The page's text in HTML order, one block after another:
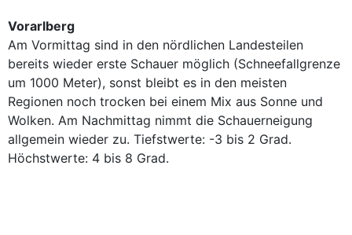
Vorarlberg
Am Vormittag sind in den nördlichen Landesteilen
bereits wieder erste Schauer möglich (Schneefallgrenze
um 1000 Meter), sonst bleibt es in den meisten
Regionen noch trocken bei einem Mix aus Sonne und
Wolken. Am Nachmittag nimmt die Schauerneigung
allgemein wieder zu. Tiefstwerte: -3 bis 2 Grad.
Höchstwerte: 4 bis 8 Grad.